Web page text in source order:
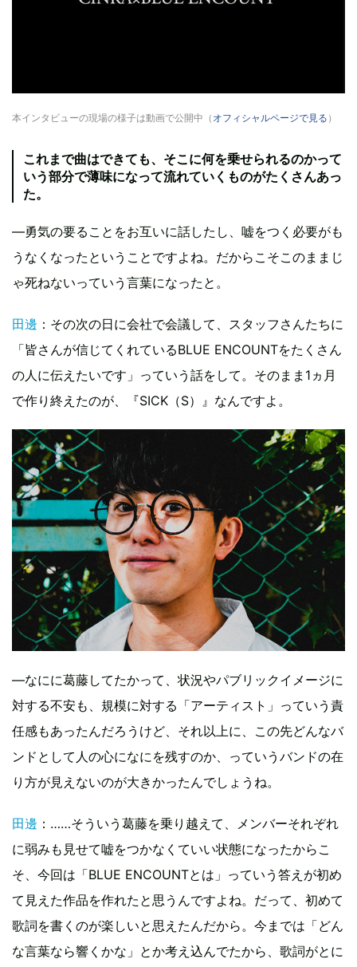
本インタビューの現場の様子は動画で公開中（ オフィシャルページで見る ）
これまで曲はできても、そこに何を乗せられるのかって
いう部分で薄味になって流れていくものがたくさんあっ
た。
―勇気の要ることをお互いに話したし、嘘をつく必要がも
うなくなったということですよね。だからこそこのままじ
ゃ死ねないっていう言葉になったと。
田邊 ：その次の日に会社で会議して、スタッフさんたちに
「皆さんが信じてくれているBLUE ENCOUNTをたくさん
の人に伝えたいです」っていう話をして。そのまま1ヵ月
で作り終えたのが、『SICK（S）』なんですよ。
―なにに葛藤してたかって、状況やパブリックイメージに
対する不安も、規模に対する「アーティスト」っていう責
任感もあったんだろうけど、それ以上に、この先どんなバ
ンドとして人の心になにを残すのか、っていうバンドの在
り方が見えないのが大きかったんでしょうね。
田邊 ：……そういう葛藤を乗り越えて、メンバーそれぞれ
に弱みも見せて嘘をつかなくていい状態になったからこ
そ、今回は「BLUE ENCOUNTとは」っていう答えが初め
て見えた作品を作れたと思うんですよね。だって、初めて
歌詞を書くのが楽しいと思えたんだから。今までは「どん
な言葉なら響くかな」とか考え込んでたから、歌詞がとに